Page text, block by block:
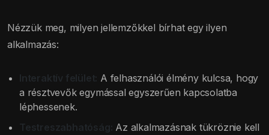
Nézzük meg, milyen jellemzőkkel bírhat egy ilyen
alkalmazás:
Interaktív felület: A felhasználói élmény kulcsa, hogy
a résztvevők egymással egyszerűen kapcsolatba
léphessenek.
Testreszabhatóság: Az alkalmazásnak tükröznie kell